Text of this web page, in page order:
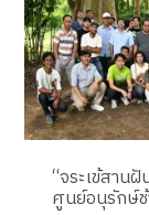
“จระเข้สาน
ศูนย์อนุรักษ์ช้